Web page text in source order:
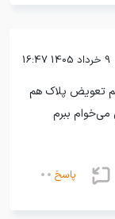
9 خرداد 1405 16:47
روز پیش کوییک ۱۴۰۱فروختم تعویض پلاک هم
ببرم
پاسخ